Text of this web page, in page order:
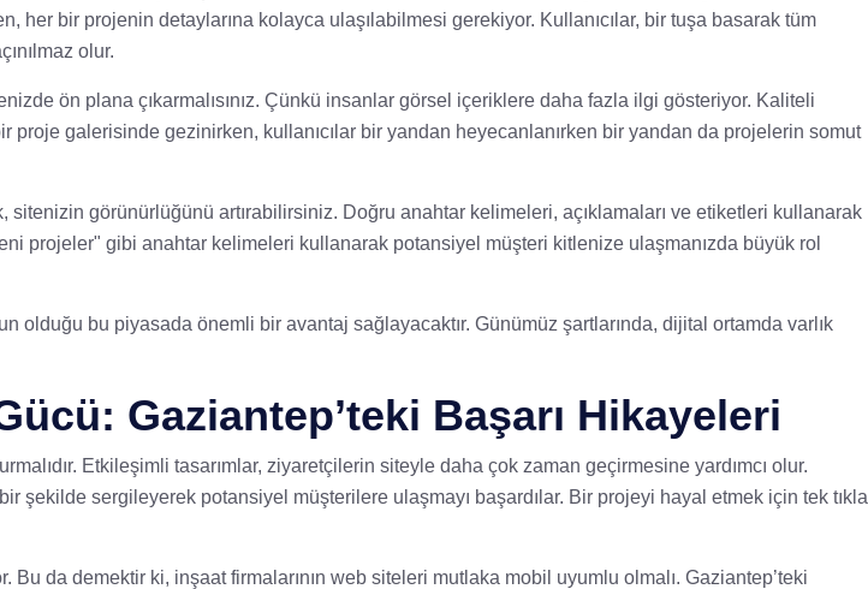
bir projenin detaylarına kolayca ulaşılabilmesi gerekiyor. Kullanıcılar, bir tuşa basarak tüm
olur.
ön plana çıkarmalısınız. Çünkü insanlar görsel içeriklere daha fazla ilgi gösteriyor. Kaliteli
proje galerisinde gezinirken, kullanıcılar bir yandan heyecanlanırken bir yandan da projelerin somut
görünürlüğünü artırabilirsiniz. Doğru anahtar kelimeleri, açıklamaları ve etiketleri kullanarak
projeler" gibi anahtar kelimeleri kullanarak potansiyel müşteri kitlenize ulaşmanızda büyük rol
bu piyasada önemli bir avantaj sağlayacaktır. Günümüz şartlarında, dijital ortamda varlık
Gaziantep’teki Başarı Hikayeleri
Etkileşimli tasarımlar, ziyaretçilerin siteyle daha çok zaman geçirmesine yardımcı olur.
şekilde sergileyerek potansiyel müşterilere ulaşmayı başardılar. Bir projeyi hayal etmek için tek tıkla
Bu da demektir ki, inşaat firmalarının web siteleri mutlaka mobil uyumlu olmalı. Gaziantep’teki